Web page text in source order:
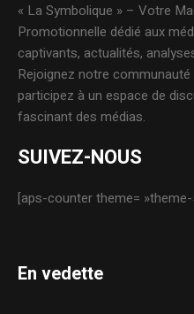
« La Symbolique » – Votre
Promotionnelle dédié aux
captivants, actualités,
Rejoignez notre
participez à un espace de
fascinant des médias.
SUIVEZ-NOUS
[aps-counter theme= »theme-
En vedette